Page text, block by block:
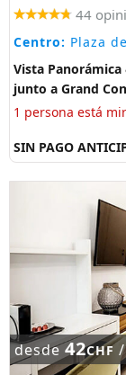
44
Centro: Plaza
Vista
junto a Grand
1 persona está
SIN PAGO
desde42CHF